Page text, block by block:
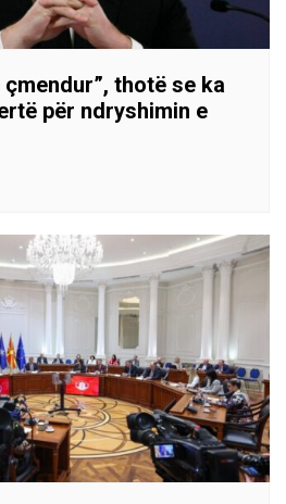
thotë se ka
për ndryshimin e